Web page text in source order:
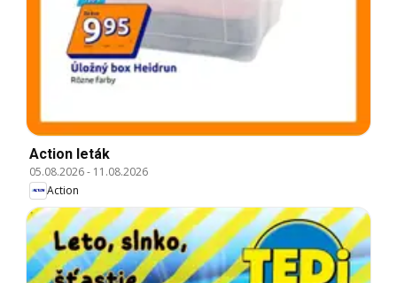
Action leták
05.08.2026- 11.08.2026
Action